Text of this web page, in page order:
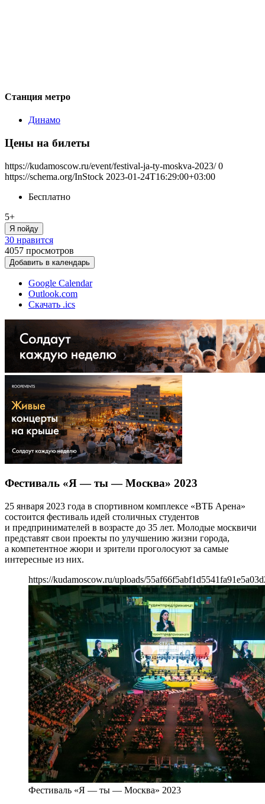
Станция метро
Динамо
Цены на билеты
https://kudamoscow.ru/event/festival-ja-ty-moskva-2023/ 0
https://schema.org/InStock 2023-01-24T16:29:00+03:00
Бесплатно
5+
Я пойду
30 нравится
4057 просмотров
Добавить в календарь
Google Calendar
Outlook.com
Скачать .ics
Фестиваль «Я — ты — Москва» 2023
25 января 2023 года в спортивном комплексе «ВТБ Арена»
состоится фестиваль идей столичных студентов
и предпринимателей в возрасте до 35 лет. Молодые москвичи
представят свои проекты по улучшению жизни города,
а компетентное жюри и зрители проголосуют за самые
интересные из них.
https://kudamoscow.ru/uploads/
Фестиваль «Я — ты — Москва» 2023